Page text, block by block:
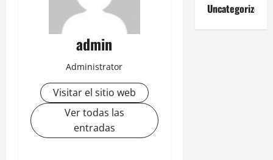
admin
Administrator
Visitar el sitio web
Ver todas las
entradas
Uncategorized